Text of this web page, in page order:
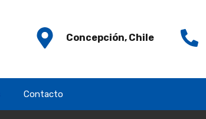
Concepción, Chile
Contacto